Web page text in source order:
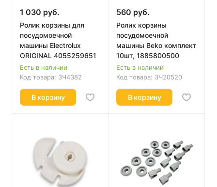
1 030 руб.
Ролик корзины для
посудомоечной
машины Electrolux
ORIGINAL 4055259651
Есть в наличии
Код товара: ЗЧ4382
В корзину
560 руб.
Ролик корзины
посудомоечной
машины Beko комплект
10шт, 1885800500
Есть в наличии
Код товара: ЗЧ20520
В корзину